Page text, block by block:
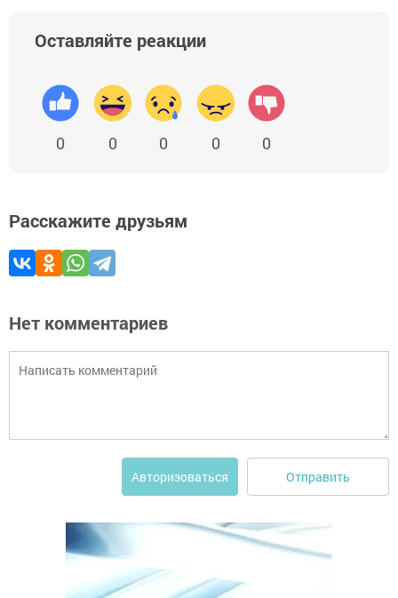
Оставляйте реакции
0 0 0 0 0
Расскажите друзьям
Нет комментариев
Авторизоваться Отправить